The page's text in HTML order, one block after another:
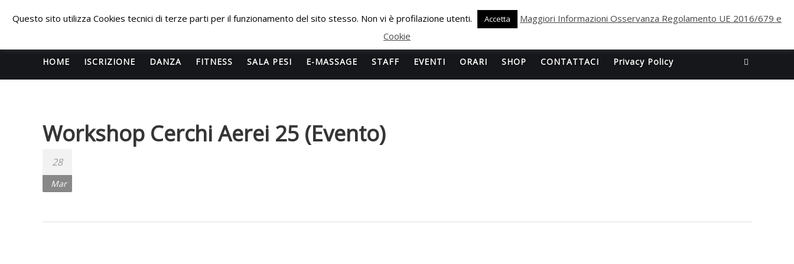
PALESTRA
WELLNESS
per il
FITNESS e
l’impatto
HOME ISCRIZIONE DANZA FITNESS SALA PESI E-MASSAGE STAFF EVENTI ORARI SHOP CONTATTACI Privacy Policy
Workshop Cerchi Aerei 25 (evento)
28
Mar
Questo sito utilizza Cookies tecnici di terze parti per il funzionamento del sito stesso. Non vi è profilazione utenti. Accetta
Maggiori Informazioni Osservanza Regolamento UE 2016/679 e
Cookie